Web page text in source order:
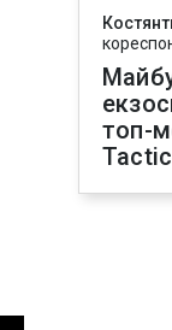
топ-